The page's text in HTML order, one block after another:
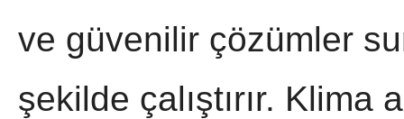
ve güvenilir çözümler
şekilde çalıştırır. Klima